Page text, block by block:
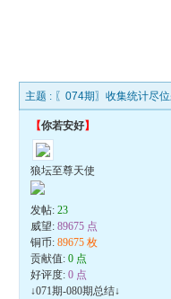
主题 : 〖074期〗收集统计尽
【你若安好】
狼坛至尊天使
发帖:23
威望:89675 点
铜币:89675 枚
贡献值:0 点
好评度:0 点
↓071期-080期总结↓